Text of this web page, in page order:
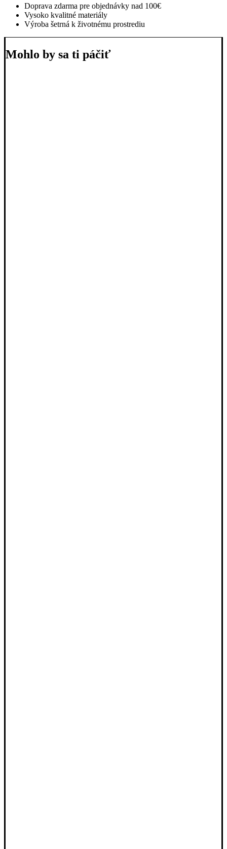
Doprava zdarma pre objednávky nad 100€
Vysoko kvalitné materiály
Výroba šetrná k životnému prostrediu
Mohlo by sa ti páčiť